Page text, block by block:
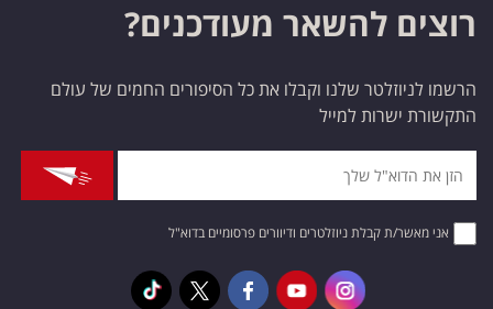
רוצים להשאר מעודכנים?
הרשמו לניוזלטר שלנו וקבלו את כל הסיפורים החמים של עולם
התקשורת ישרות למייל
אני מאשר/ת קבלת ניוזלטרים ודיוורים פרסומיים בדוא"ל